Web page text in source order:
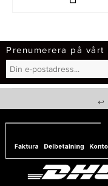
Prenumerera på vårt
↩